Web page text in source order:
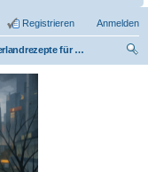
Anmelden
Registrieren
Sauerlandrezepte für einen Minister (CDU)